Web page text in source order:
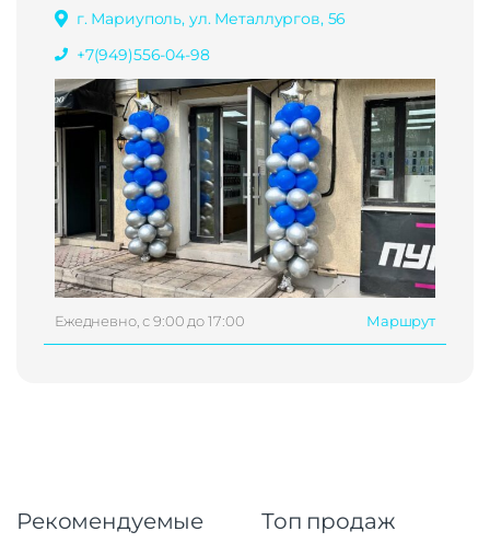
г. Мариуполь, ул. Металлургов, 56
+7(949)556-04-98
Ежедневно, с 9:00 до 17:00 Маршрут
Рекомендуемые
Топ продаж